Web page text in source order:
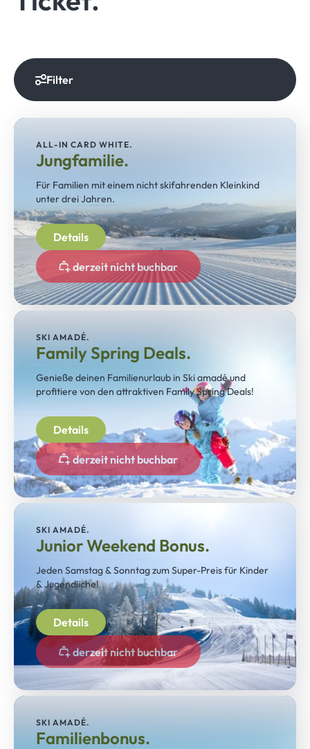
Filter
ALL-IN CARD WHITE.
Jungfamilie.
Für Familien mit einem nicht skifahrenden Kleinkind
unter drei Jahren.
Details
derzeit nicht buchbar
SKI AMADÉ.
Family Spring Deals.
Genieße deinen Familienurlaub in Ski amadé und
profitiere von den attraktiven Family Spring Deals!
Details
derzeit nicht buchbar
SKI AMADÉ.
Junior Weekend Bonus.
Jeden Samstag & Sonntag zum Super-Preis für Kinder
& Jugendliche!
Details
derzeit nicht buchbar
SKI AMADÉ.
Familienbonus.